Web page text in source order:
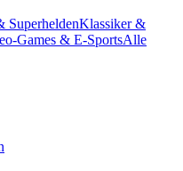
SuperheldenKlassiker &
Games & E-SportsAlle